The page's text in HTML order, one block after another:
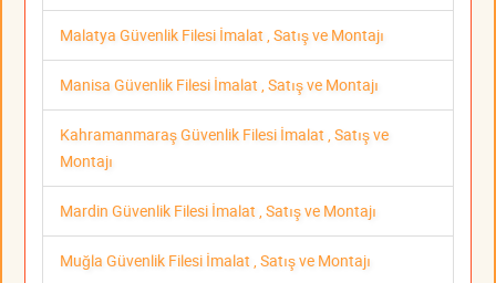
Malatya Güvenlik Filesi İmalat , Satış ve Montajı
Manisa Güvenlik Filesi İmalat , Satış ve Montajı
Kahramanmaraş Güvenlik Filesi İmalat , Satış ve
Montajı
Mardin Güvenlik Filesi İmalat , Satış ve Montajı
Muğla Güvenlik Filesi İmalat , Satış ve Montajı